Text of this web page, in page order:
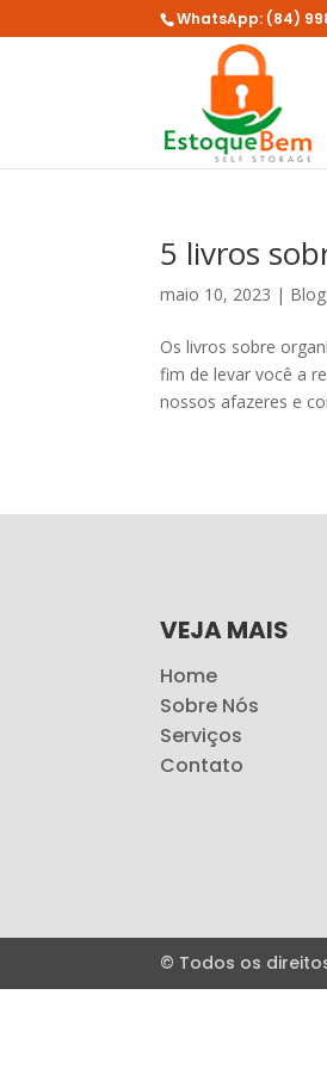
WhatsApp: (84)
5 livros
maio 10, 2023 | Blog
Os livros sobre
fim de levar você a
nossos afazeres e
VEJA MAIS
Home
Sobre Nós
Serviços
Contato
© Todos os